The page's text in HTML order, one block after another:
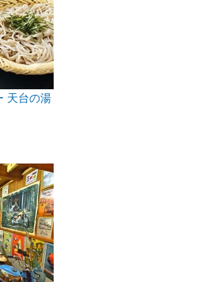
天台の湯